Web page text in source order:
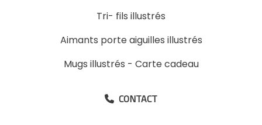
Tri- fils illustrés
Aimants porte aiguilles illustrés
Mugs illustrés - Carte cadeau
 CONTACT